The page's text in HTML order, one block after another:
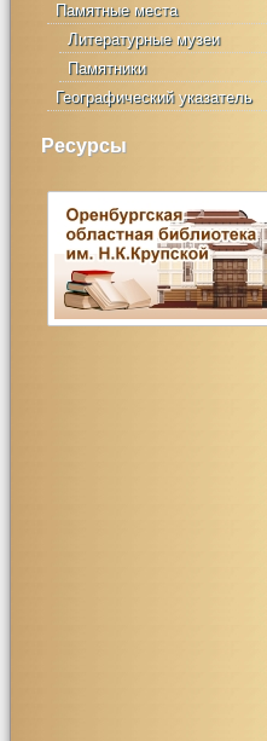
Памятные места
Литературные музеи
Памятники
Географический указатель
Ресурсы